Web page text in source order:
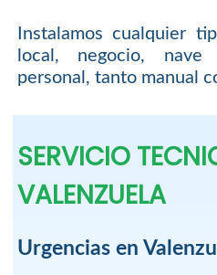
Instalamos cualquier
local, negocio,
personal, tanto manual
SERVICIO
VALENZUELA
Urgencias en